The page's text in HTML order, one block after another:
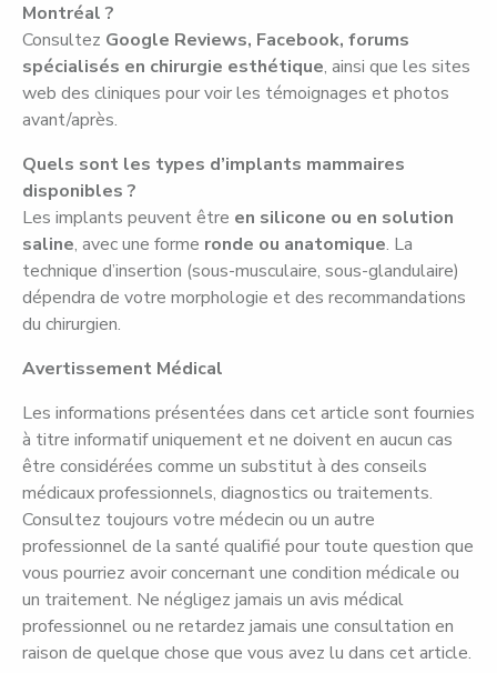
Montréal ?
Consultez Google Reviews, Facebook, forums
spécialisés en chirurgie esthétique, ainsi que les sites
web des cliniques pour voir les témoignages et photos
avant/après.
Quels sont les types d’implants mammaires
disponibles ?
Les implants peuvent être en silicone ou en solution
saline, avec une forme ronde ou anatomique. La
technique d’insertion (sous-musculaire, sous-glandulaire)
dépendra de votre morphologie et des recommandations
du chirurgien.
Avertissement Médical
Les informations présentées dans cet article sont fournies
à titre informatif uniquement et ne doivent en aucun cas
être considérées comme un substitut à des conseils
médicaux professionnels, diagnostics ou traitements.
Consultez toujours votre médecin ou un autre
professionnel de la santé qualifié pour toute question que
vous pourriez avoir concernant une condition médicale ou
un traitement. Ne négligez jamais un avis médical
professionnel ou ne retardez jamais une consultation en
raison de quelque chose que vous avez lu dans cet article.